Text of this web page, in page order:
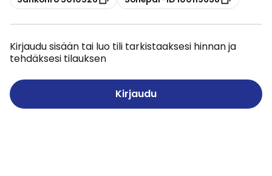
Kirjaudu sisään tai luo tili tarkistaaksesi hinnan ja
tehdäksesi tilauksen
Kirjaudu